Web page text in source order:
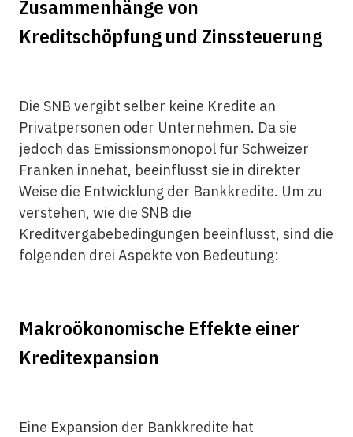
Zusammenhänge von
Kreditschöpfung und Zinssteuerung
Die SNB vergibt selber keine Kredite an
Privatpersonen oder Unternehmen. Da sie
jedoch das Emissionsmonopol für Schweizer
Franken innehat, beeinflusst sie in direkter
Weise die Entwicklung der Bankkredite. Um zu
verstehen, wie die SNB die
Kreditvergabebedingungen beeinflusst, sind die
folgenden drei Aspekte von Bedeutung:
Makroökonomische Effekte einer
Kreditexpansion
Eine Expansion der Bankkredite hat